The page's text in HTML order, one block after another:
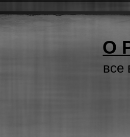
О
все